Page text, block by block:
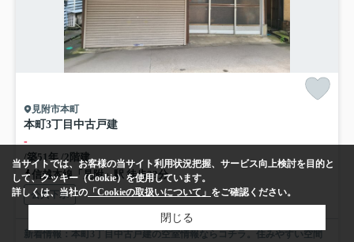
見附市本町
本町3丁目中古戸建
-
/築51年 /2階建
信越本線「見附」駅 徒歩33分
公共下水
新着情報：本町3丁目中古戸建の空室情報ならコチラ。住みやすい空間
当サイトでは、お客様の当サイト利用状況把握、サービス向上検討を目的と
して、クッキー（Cookie）を使用しています。
詳しくは、当社の 「Cookieの取扱いについて」 をご確認ください。
閉じる